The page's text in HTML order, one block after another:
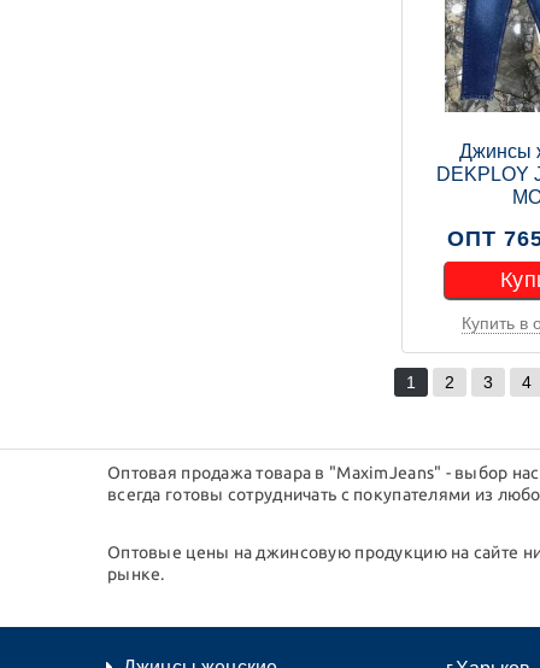
Джинсы
DEKPLOY
ОПТ
Купить в
1 2 3 4
Оптовая продажа товара в "MaximJeans" - выбор
всегда готовы сотрудничать с покупателями из
Оптовые цены на джинсовую продукцию на сайте
рынке.